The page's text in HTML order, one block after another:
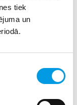
tiek
un
tehniķi
farmaceitiskos
(pēc 9.kl.);
prot pielietot